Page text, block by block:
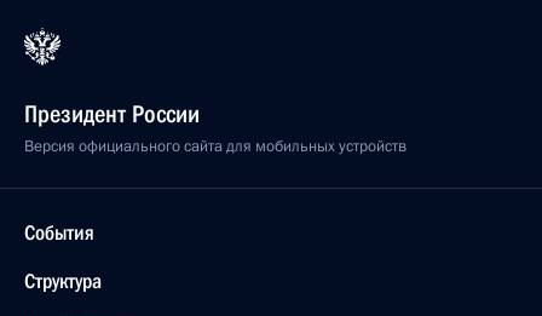
Президент России
Версия официального сайта для мобильных устройств
События
Структура